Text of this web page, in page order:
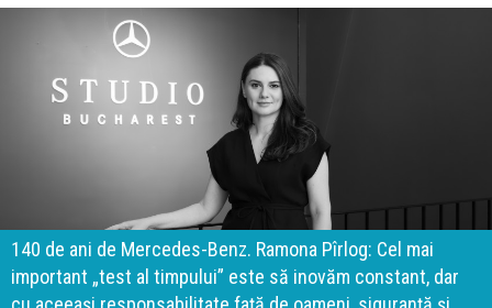
140 de ani de Mercedes-Benz. Ramona Pîrlog: Cel mai
important „test al timpului” este să inovăm constant, dar